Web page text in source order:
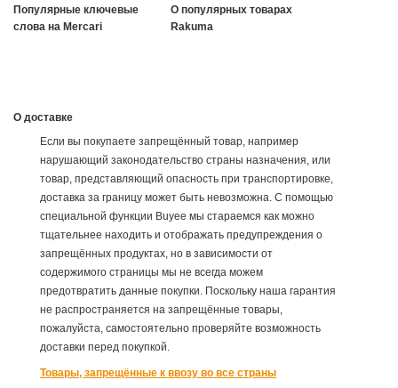
Популярные ключевые
слова на Mercari
О популярных товарах
Rakuma
О доставке
Если вы покупаете запрещённый товар, например
нарушающий законодательство страны назначения, или
товар, представляющий опасность при транспортировке,
доставка за границу может быть невозможна. С помощью
специальной функции Buyee мы стараемся как можно
тщательнее находить и отображать предупреждения о
запрещённых продуктах, но в зависимости от
содержимого страницы мы не всегда можем
предотвратить данные покупки. Поскольку наша гарантия
не распространяется на запрещённые товары,
пожалуйста, самостоятельно проверяйте возможность
доставки перед покупкой.
Товары, запрещённые к ввозу во все страны